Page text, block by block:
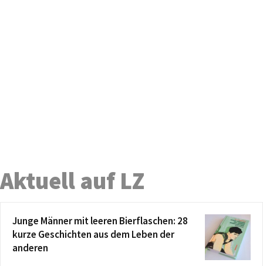
Aktuell auf LZ
Junge Männer mit leeren Bierflaschen: 28
kurze Geschichten aus dem Leben der
anderen